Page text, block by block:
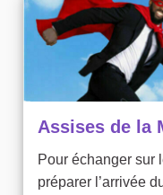
Assises de la
Pour échanger sur
préparer l’arrivée